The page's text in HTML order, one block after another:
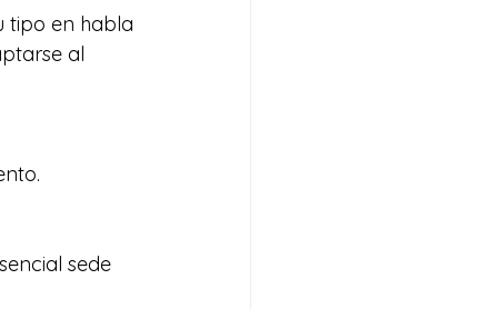
tipo en habla
al
sede